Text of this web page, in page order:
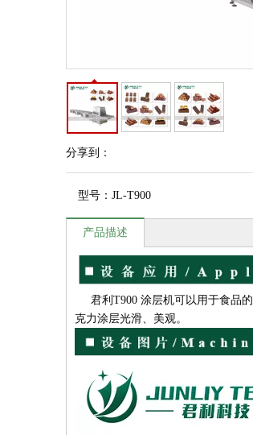
分享到：
型号： JL-T900
产品描述
君利T900 涂层机可以用于食品的
克力涂层光滑、美观。